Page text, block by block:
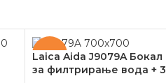
-17%
Laica Aida J9079A Бокал
за филтрирање вода + 3